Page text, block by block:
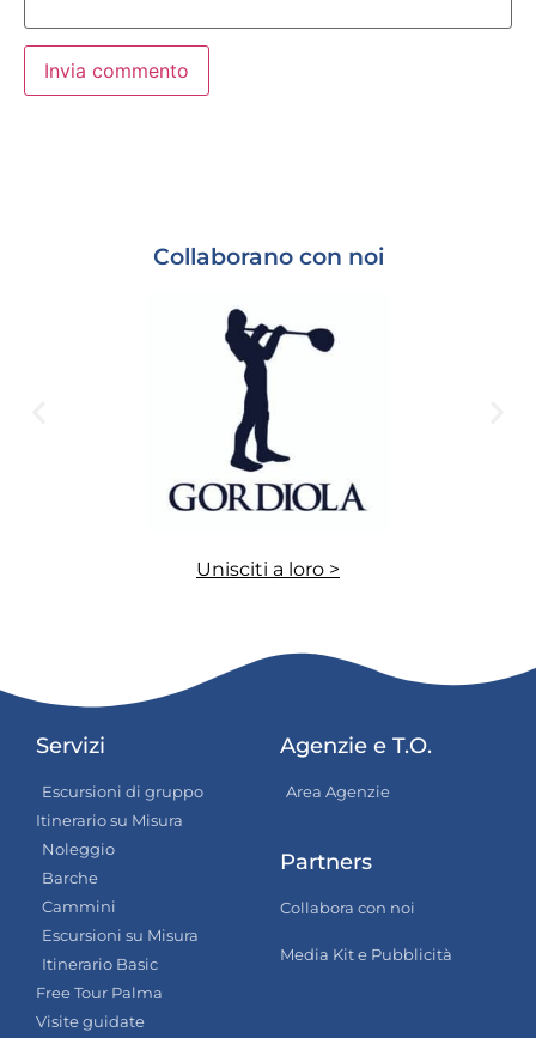
Collaborano con noi
Unisciti a loro >
Servizi
Escursioni di gruppo
Itinerario su Misura
Noleggio
Barche
Cammini
Escursioni su Misura
Itinerario Basic
Free Tour Palma
Visite guidate
Agenzie e T.O.
Area Agenzie
Partners
Collabora con noi
Media Kit e Pubblicità